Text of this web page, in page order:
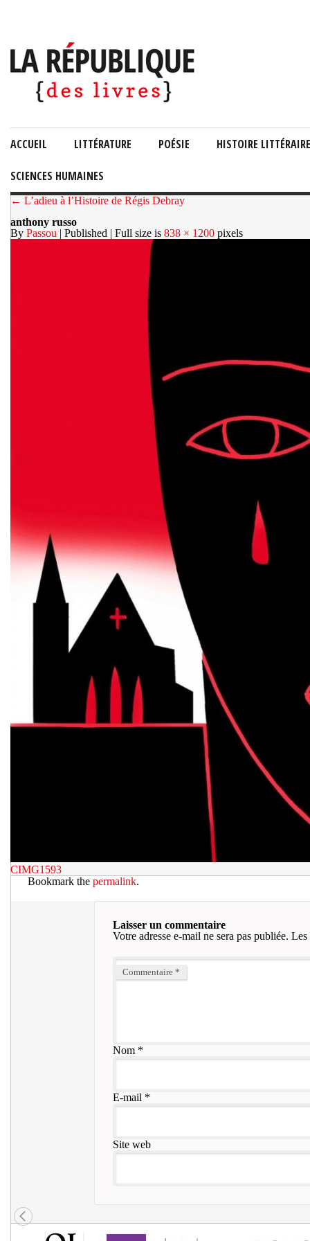
ACCUEIL LITTÉRATURE POÉSIE HISTOIRE LITTÉRAIRE
SCIENCES HUMAINES
← L’adieu à l’Histoire de Régis Debray
anthony russo
By Passou | Published | Full size is 838 × 1200 pixels
CIMG1593
Bookmark the permalink.
Laisser un commentaire
Votre adresse e-mail ne sera pas publiée. Les
Commentaire *
Nom*
E-mail *
Site web